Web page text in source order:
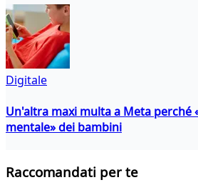
Digitale
Un'altra maxi multa a Meta perché
mentale» dei bambini
Raccomandati per te